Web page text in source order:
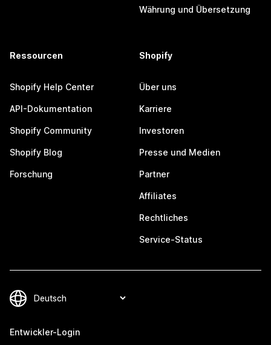
Währung und Übersetzung
Ressourcen
Shopify Help Center
API-Dokumentation
Shopify Community
Shopify Blog
Forschung
Shopify
Über uns
Karriere
Investoren
Presse und Medien
Partner
Affiliates
Rechtliches
Service-Status
Entwickler-Login